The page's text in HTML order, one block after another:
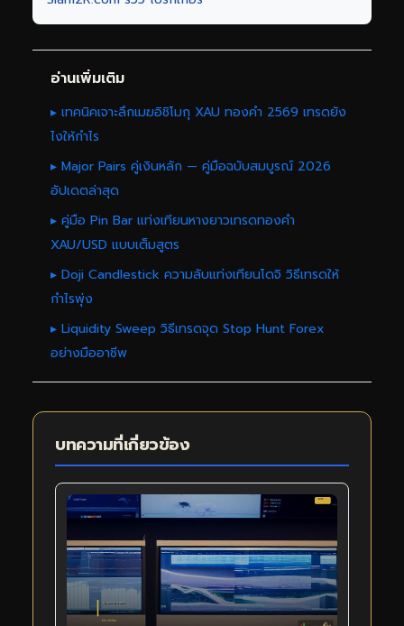
อ่านเพิ่มเติม
▸ เทคนิคเจาะลึกเมฆอิชิโมกุ XAU ทองคำ 2569 เทรดยัง
ไงให้กำไร
▸ Major Pairs คู่เงินหลัก — คู่มือฉบับสมบูรณ์ 2026
อัปเดตล่าสุด
▸ คู่มือ Pin Bar แท่งเทียนหางยาวเทรดทองคำ
XAU/USD แบบเต็มสูตร
▸ Doji Candlestick ความลับแท่งเทียนโดจิ วิธีเทรดให้
กำไรพุ่ง
▸ Liquidity Sweep วิธีเทรดจุด Stop Hunt Forex
อย่างมืออาชีพ
บทความที่เกี่ยวข้อง